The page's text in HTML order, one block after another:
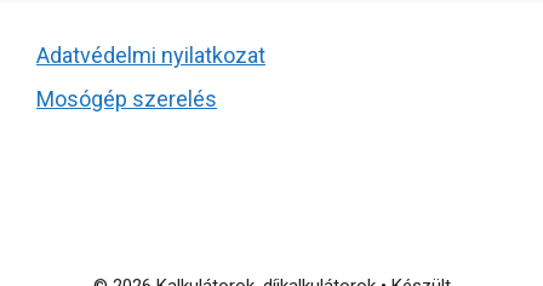
Adatvédelmi nyilatkozat
Mosógép szerelés